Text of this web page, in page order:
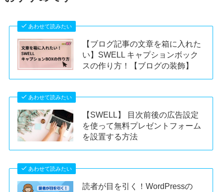
あわせて読みたい
【ブログ記事の文章を箱に入れた
い】SWELL キャプションボック
スの作り方！【ブログの装飾】
あわせて読みたい
【SWELL】 目次前後の広告設定
を使って無料プレゼントフォーム
を設置する方法
あわせて読みたい
読者が目を引く！WordPressの